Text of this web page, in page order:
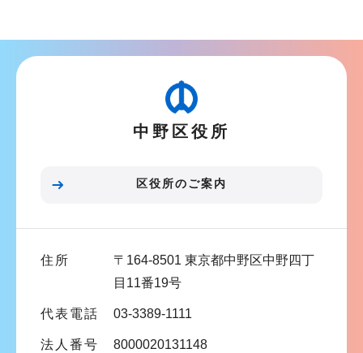
ゲ
ま
中野区役所
区役所のご案内
住所
〒164-8501 東京都中野区中野四丁
目11番19号
代表電話 03-3389-1111
法人番号 8000020131148